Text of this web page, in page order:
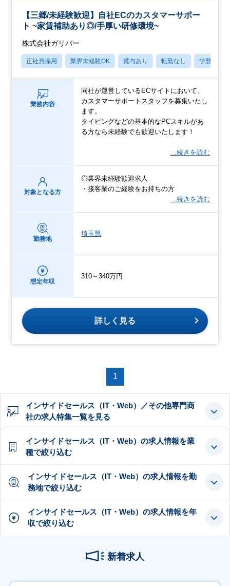
【三郷/未経験歓迎】自社ECのカスタマーサポー
ト ~家賃補助あり◎/手厚い研修環境~
株式会社ガリバー
正社員採用 業界未経験OK 賞与あり 転勤なし 学歴不問
業務内容
同社が運営しているECサイトにおいて、
カスタマーサポートスタッフを募集いたし
ます。
タイピングなどの基本的なPCスキルがあ
る方なら未経験でも歓迎いたします！
…続きを読む
対象となる方
◎業界未経験歓迎求人
・接客業のご経験をお持ちの方
…続きを読む
勤務地
埼玉県
想定年収
310～340万円
詳しく見る
1
インサイドセールス（IT・Web）／その他専門商
社の求人特集一覧を見る
インサイドセールス（IT・Web）の求人情報を業
種で絞り込む
インサイドセールス（IT・Web）の求人情報を勤
務地で絞り込む
インサイドセールス（IT・Web）の求人情報を年
収で絞り込む
新着求人